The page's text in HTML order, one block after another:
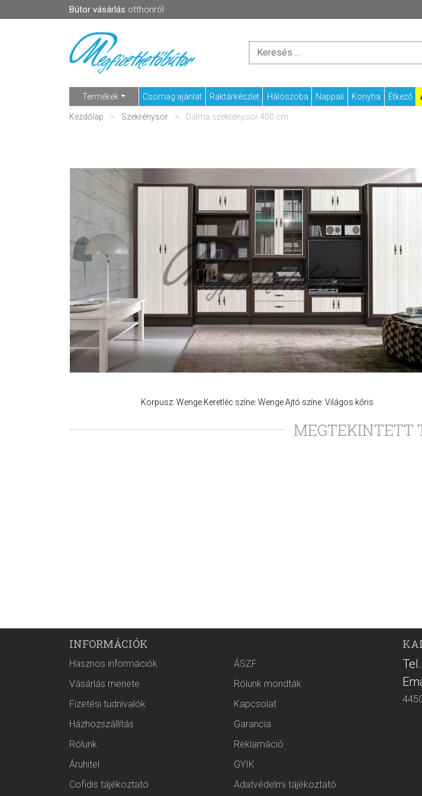
Bútor vásárlás otthonról
Termékek Csomag ajánlat Raktárkészlet Hálószoba Nappali Konyha Étkező
Kezdőlap Szekrénysor Dalma szekrénysor 400 cm
Korpusz: Wenge Keretléc színe: Wenge Ajtó színe: Világos kőris
MEGTEKINTETT
INFORMÁCIÓK
Hasznos információk
ÁSZF
Vásárlás menete
Rólunk mondták
Fizetési tudnivalók
Kapcsolat
Házhozszállítás
Garancia
Rólunk
Reklamáció
Áruhitel
GYIK
Cofidis tájékoztató
Adatvédelmi tájékoztató